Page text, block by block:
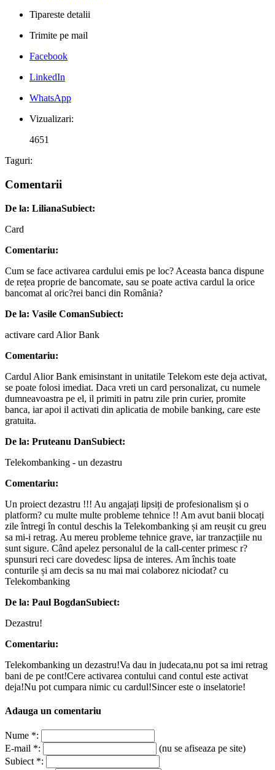
Tipareste detalii
Trimite pe mail
Facebook
LinkedIn
WhatsApp
Vizualizari:
4651
Taguri:
Comentarii
De la: LilianaSubiect:
Card
Comentariu:
Cum se face activarea cardului emis pe loc? Aceasta banca dispune
de rețea proprie de bancomate, sau se poate activa cardul la orice
bancomat al oric?rei banci din România?
De la: Vasile ComanSubiect:
activare card Alior Bank
Comentariu:
Cardul Alior Bank emisinstant in unitatile Telekom este deja activat,
se poate folosi imediat. Daca vreti un card personalizat, cu numele
dumneavoastra pe el, il primiti in patru zile prin curier, promite
banca, iar apoi il activati din aplicatia de mobile banking, care este
gratuita.
De la: Pruteanu DanSubiect:
Telekombanking - un dezastru
Comentariu:
Un proiect dezastru !!! Au angajați lipsiți de profesionalism și o
platform? cu multe multe probleme tehnice !! Am avut banii blocați
zile întregi în contul deschis la Telekombanking și am reușit cu greu
sa mi-i retrag. Au mereu probleme tehnice grave, iar tranzacțiile nu
sunt sigure. Când apelez personalul de la call-center primesc r?
spunsuri reci care dovedesc lipsa de interes. Am închis toate
conturile și am decis sa nu mai mai colaborez niciodat? cu
Telekombanking
De la: Paul BogdanSubiect:
Dezastru!
Comentariu:
Telekombanking un dezastru!Va dau in judecata,nu pot sa imi retrag
bani de pe cont!Cere activarea contului cand contul este activat
deja!Nu pot cumpara nimic cu cardul!Sincer este o inselatorie!
Adauga un comentariu
Nume *:
E-mail *:
(nu se afiseaza pe site)
Subiect *: